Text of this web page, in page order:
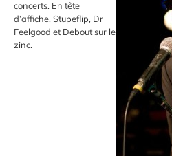
concerts. En tête
d’affiche, Stupeflip, Dr
Feelgood et Debout sur le
zinc.